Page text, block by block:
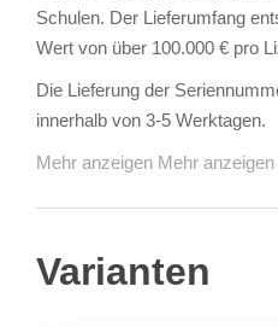
Schulen. Der Lieferumfang
Wert von über 100.000 € pro
Die Lieferung der
innerhalb von 3-5 Werktagen.
Mehr anzeigen Mehr anzeigen
Varianten